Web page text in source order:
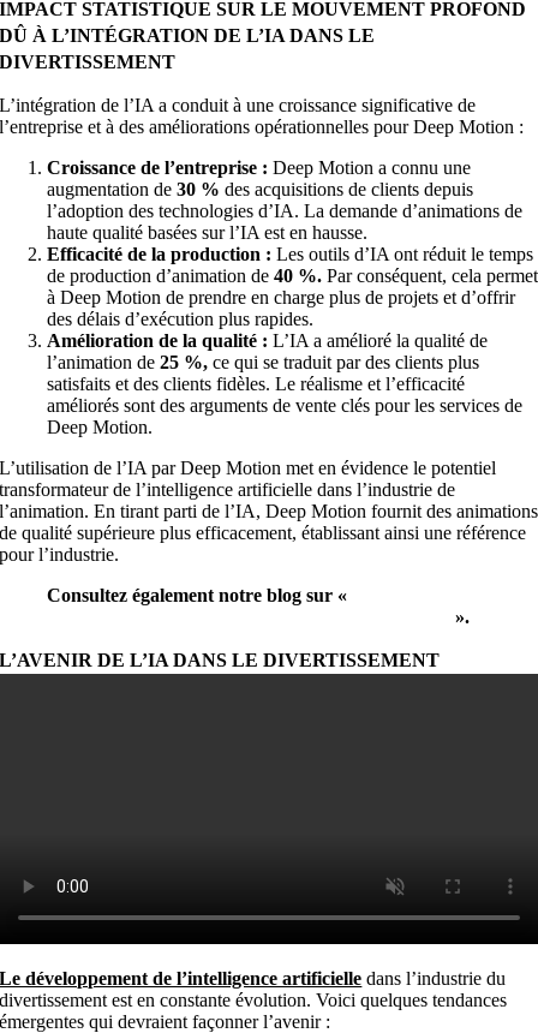
IMPACT STATISTIQUE SUR LE MOUVEMENT PROFOND
DÛ À L’INTÉGRATION DE L’IA DANS LE
DIVERTISSEMENT
L’intégration de l’IA a conduit à une croissance significative de
l’entreprise et à des améliorations opérationnelles pour Deep Motion :
Croissance de l’entreprise : Deep Motion a connu une
augmentation de30 % des acquisitions de clients depuis
l’adoption des technologies d’IA. La demande d’animations de
haute qualité basées sur l’IA est en hausse.
Efficacité de la production : Les outils d’IA ont réduit le temps
de production d’animation de40 %. Par conséquent, cela permet
à Deep Motion de prendre en charge plus de projets et d’offrir
des délais d’exécution plus rapides.
Amélioration de la qualité : L’IA a amélioré la qualité de
l’animation de25 %, ce qui se traduit par des clients plus
satisfaits et des clients fidèles. Le réalisme et l’efficacité
améliorés sont des arguments de vente clés pour les services de
Deep Motion.
L’utilisation de l’IA par Deep Motion met en évidence le potentiel
transformateur de l’intelligence artificielle dans l’industrie de
l’animation. En tirant parti de l’IA, Deep Motion fournit des animations
de qualité supérieure plus efficacement, établissant ainsi une référence
pour l’industrie.
Consultez également notre blog sur «
».
L’AVENIR DE L’IA DANS LE DIVERTISSEMENT
Le développement de l’intelligence artificielle dans l’industrie du
divertissement est en constante évolution. Voici quelques tendances
émergentes qui devraient façonner l’avenir :